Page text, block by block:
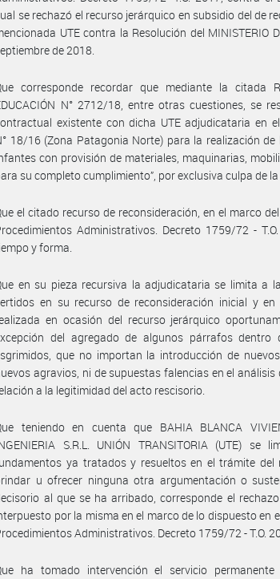
se rechazó el recurso jerárquico en subsidio del de
UTE contra la Resolución del MINISTERIO
de 2018.
corresponde recordar que mediante la citada
N° 2712/18, entre otras cuestiones, se
existente con dicha UTE adjudicataria en
18/16 (Zona Patagonia Norte) para la realización de
con provisión de materiales, maquinarias,
su completo cumplimiento”, por exclusiva culpa de
el citado recurso de reconsideración, en el marco
Administrativos. Decreto 1759/72 -
y forma.
en su pieza recursiva la adjudicataria se limita a
en su recurso de reconsideración inicial y
en ocasión del recurso jerárquico
del agregado de algunos párrafos
que no importan la introducción de
agravios, ni de supuestas falencias en el
a la legitimidad del acto rescisorio.
teniendo en cuenta que BAHIA BLANCA
S.R.L. UNIÓN TRANSITORIA (UTE)
ya tratados y resueltos en el trámite del
u ofrecer ninguna otra argumentación o
al que se ha arribado, corresponde el
por la misma en el marco de lo dispuesto en
Administrativos. Decreto 1759/72 - T.O.
ha tomado intervención el servicio